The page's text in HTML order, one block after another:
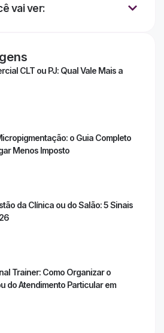
vai ver:
CLT ou PJ: Qual Vale Mais a
o Guia Completo
Menos Imposto
da Clínica ou do Salão: 5 Sinais
Trainer: Como Organizar o
do Atendimento Particular em